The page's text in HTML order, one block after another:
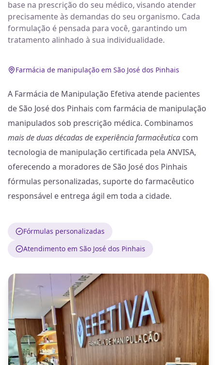
base na prescrição do seu médico, visando atender
precisamente às demandas do seu organismo. Cada
formulação é pensada para você, garantindo um
tratamento alinhado à sua individualidade.
Farmácia de manipulação em São José dos Pinhais
A Farmácia de Manipulação Efetiva atende pacientes
de São José dos Pinhais com farmácia de manipulação
manipulados sob prescrição médica. Combinamos
mais de duas décadas de experiência farmacêutica com
tecnologia de manipulação certificada pela ANVISA,
oferecendo a moradores de São José dos Pinhais
fórmulas personalizadas, suporte do farmacêutico
responsável e entrega ágil em toda a cidade.
Fórmulas personalizadas
Atendimento em São José dos Pinhais